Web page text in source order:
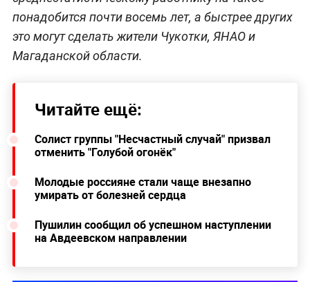
понадобится почти восемь лет, а быстрее других
это могут сделать жители Чукотки, ЯНАО и
Магаданской области.
Читайте ещё:
Солист группы "Несчастный случай" призвал
отменить "Голубой огонёк"
Молодые россияне стали чаще внезапно
умирать от болезней сердца
Пушилин сообщил об успешном наступлении
на Авдеевском направлении